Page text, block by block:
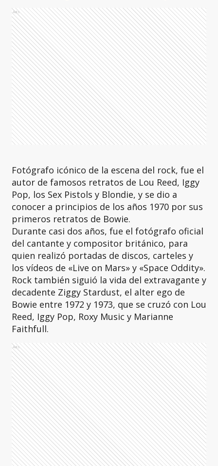
Ads
Fotógrafo icónico de la escena del rock, fue el
autor de famosos retratos de Lou Reed, Iggy
Pop, los Sex Pistols y Blondie, y se dio a
conocer a principios de los años 1970 por sus
primeros retratos de Bowie.
Durante casi dos años, fue el fotógrafo oficial
del cantante y compositor británico, para
quien realizó portadas de discos, carteles y
los vídeos de «Live on Mars» y «Space Oddity».
Rock también siguió la vida del extravagante y
decadente Ziggy Stardust, el alter ego de
Bowie entre 1972 y 1973, que se cruzó con Lou
Reed, Iggy Pop, Roxy Music y Marianne
Faithfull.
Ads